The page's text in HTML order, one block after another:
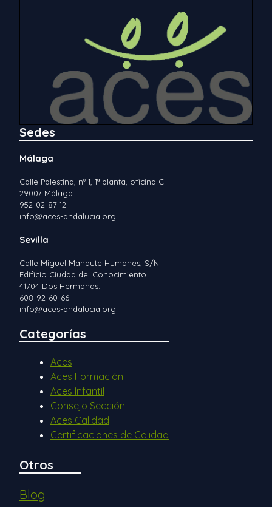
Sedes
Málaga
Calle Palestina, nº 1, 1ª planta, oficina C.
29007 Málaga.
952-02-87-12
info@aces-andalucia.org
Sevilla
Calle Miguel Manaute Humanes, S/N.
Edificio Ciudad del Conocimiento.
41704 Dos Hermanas.
608-92-60-66
info@aces-andalucia.org
Categorías
Aces
Aces Formación
Aces Infantil
Consejo Sección
Aces Calidad
Certificaciones de Calidad
Otros
Blog